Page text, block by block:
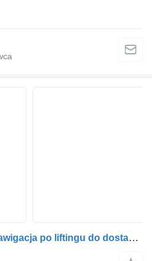
Radio samochodowe Nawigacja po liftingu do dostawczego Mercedes-Benz Sprinter 906